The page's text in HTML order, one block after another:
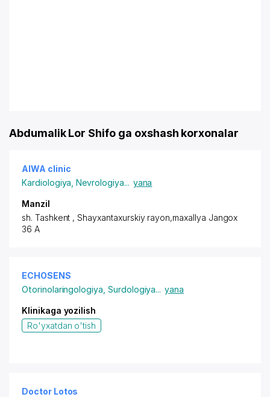
Abdumalik Lor Shifo ga oxshash korxonalar
AIWA clinic
Kardiologiya ,Nevrologiya... yana
Manzil
sh. Tashkent ,Shayxantaxurskiy rayon,maxallya Jangox
36 A
ECHOSENS
Otorinolaringologiya Surdologiya... yana
Klinikaga yozilish
Ro'yxatdan o'tish
Doctor Lotos